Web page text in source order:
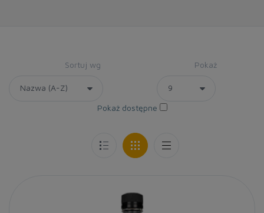
Sortuj wg Pokaż
Pokaż dostępne